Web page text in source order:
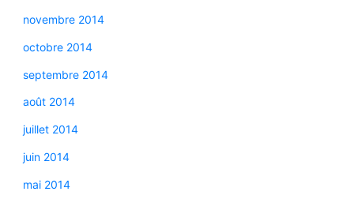
novembre 2014
octobre 2014
septembre 2014
août 2014
juillet 2014
juin 2014
mai 2014